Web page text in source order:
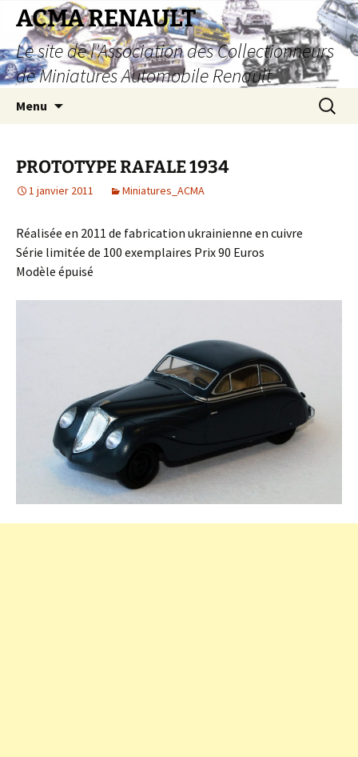
Aller
contenu
ACMA RENAULT
Le site de l'Association des Collectionneurs
de Miniatures Automobile Renault
Menu
PROTOTYPE RAFALE 1934
1 janvier 2011 Miniatures_ACMA
Réalisée en 2011 de fabrication ukrainienne en cuivre
Série limitée de 100 exemplaires Prix 90 Euros
Modèle épuisé